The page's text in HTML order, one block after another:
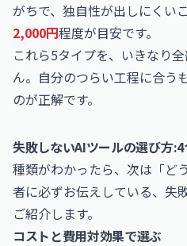
がちで、独自性が出しにくい
2,000円程度が目安です。
これら5タイプを、いきなり
ん。自分のつらい工程に合う
のが正解です。
失敗しないAIツールの選び方
種類がわかったら、次は「ど
者に必ずお伝えしている、失
ご紹介します。
コストと費用対効果で選ぶ